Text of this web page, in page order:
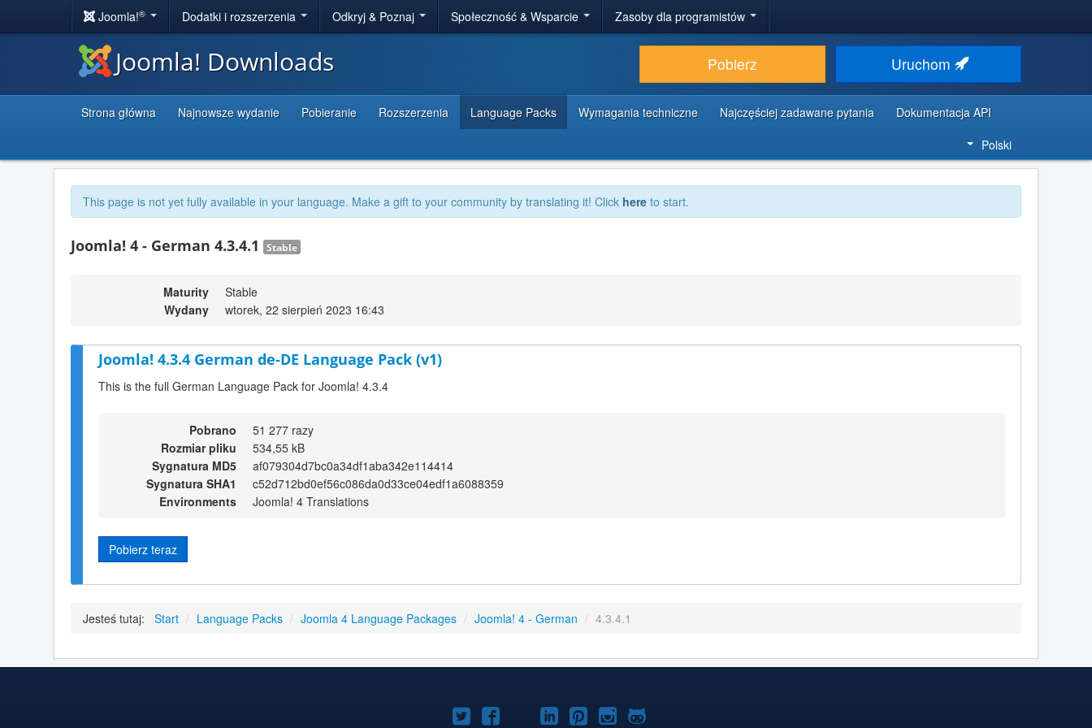
Joomla!® Dodatki i rozszerzenia Odkryj & Poznaj Społeczność & Wsparcie Zasoby dla programistów
Joomla! Downloads Pobierz Uruchom
Strona główna Najnowsze wydanie Pobieranie Rozszerzenia Language Packs Wymagania techniczne Najczęściej zadawane pytania
Dokumentacja API
Polski
This page is not yet fully available in your language. Make a gift to your community by translating it! Click here to start.
Joomla! 4 - German 4.3.4.1 Stable
Maturity
Stable
Wydany
wtorek, 22 sierpień 2023 16:43
Joomla! 4.3.4 German de-DE Language Pack (v1)
This is the full German Language Pack for Joomla! 4.3.4
Pobrano
51 277 razy
Rozmiar pliku
534,55 kB
Sygnatura MD5
af079304d7bc0a34df1aba342e114414
Sygnatura SHA1
c52d712bd0ef56c086da0d33ce04edf1a6088359
Environments
Joomla! 4 Translations
Pobierz teraz
Jesteś tutaj: Start / Language Packs / Joomla 4 Language Packages / Joomla! 4 - German / 4.3.4.1
Joomla!Joomla!Joomla!
Joomla!Joomla!
Joomla!Joomla!